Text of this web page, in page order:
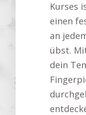
Kurses
einen
an
übst.
dein